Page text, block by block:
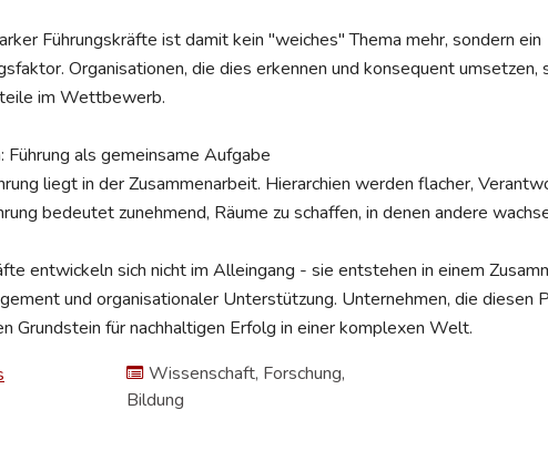
Führungskräfte ist damit kein "weiches" Thema mehr, sondern ein
Organisationen, die dies erkennen und konsequent umsetzen,
im Wettbewerb.
Führung als gemeinsame Aufgabe
liegt in der Zusammenarbeit. Hierarchien werden flacher,
bedeutet zunehmend, Räume zu schaffen, in denen andere
entwickeln sich nicht im Alleingang - sie entstehen in einem
und organisationaler Unterstützung. Unternehmen, die diesen
Grundstein für nachhaltigen Erfolg in einer komplexen Welt.
Wissenschaft, Forschung,
Bildung